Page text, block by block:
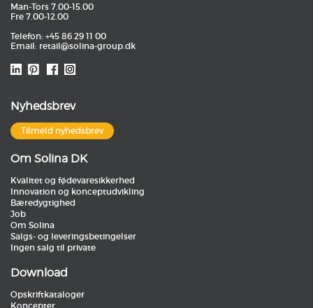
Man-Tors 7.00-15.00
Fre 7.00-12.00
Telefon: +45 86 29 11 00
Email: retail@solina-group.dk
Nyhedsbrev
Tilmeld nyhedsbrev
Om Solina DK
Kvalitet og fødevaresikkerhed
Innovation og konceptudvikling
Bæredygtighed
Job
Om Solina
Salgs- og leveringsbetingelser
Ingen salg til private
Download
Opskriftkataloger
Koncepter